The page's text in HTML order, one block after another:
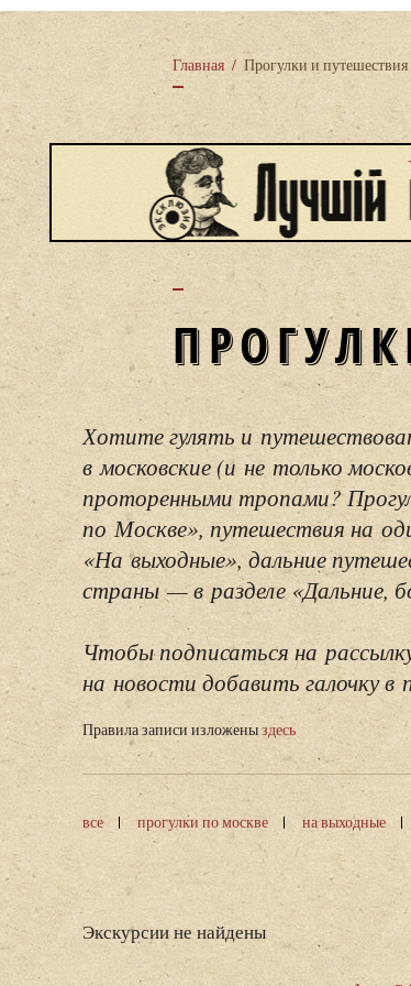
Главная / Прогулки и путешествия
Хотите гулять и
в московские (и не только
проторенными тропами?
по Москве», путешествия на
«На выходные», дальние
страны — в разделе «Дальние,
Чтобы подписаться на
на новости добавить галочку в
Правила записи изложеныздесь
все прогулки по москве на выходные
Экскурсии не найдены